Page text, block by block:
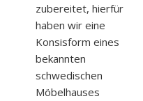
zubereitet, hierfür
haben wir eine
Konsisform eines
bekannten
schwedischen
Möbelhauses